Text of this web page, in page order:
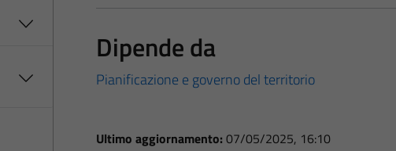
Dipende da
Pianificazione e governo del territorio
Ultimo aggiornamento: 07/05/2025, 16:10